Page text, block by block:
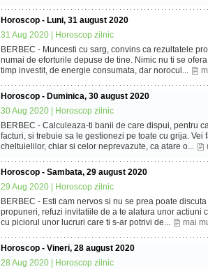
Horoscop - Luni, 31 august 2020
31 Aug 2020 |
Horoscop zilnic
BERBEC - Muncesti cu sarg, convins ca rezultatele
numai de eforturile depuse de tine. Nimic nu ti se
timp investit, de energie consumata, dar norocul...
Horoscop - Duminica, 30 august 2020
30 Aug 2020 |
Horoscop zilnic
BERBEC - Calculeaza-ti banii de care dispui, pentru
facturi, si trebuie sa le gestionezi pe toate cu grija. Vei
cheltuielilor, chiar si celor neprevazute, ca atare o...
Horoscop - Sambata, 29 august 2020
29 Aug 2020 |
Horoscop zilnic
BERBEC - Esti cam nervos si nu se prea poate
propuneri, refuzi invitatiile de a te alatura unor actiuni
cu piciorul unor lucruri care ti s-ar potrivi de...
mai
Horoscop - Vineri, 28 august 2020
28 Aug 2020 |
Horoscop zilnic